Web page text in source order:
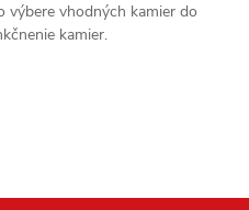
výbere vhodných kamier do
kamier.